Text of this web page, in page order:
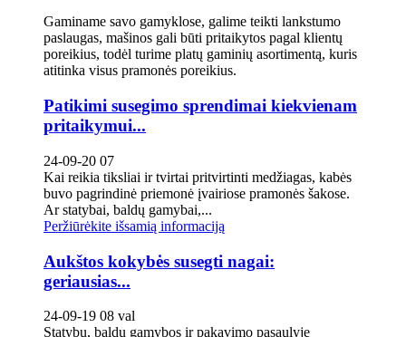
Gaminame savo gamyklose, galime teikti lankstumo
paslaugas, mašinos gali būti pritaikytos pagal klientų
poreikius, todėl turime platų gaminių asortimentą, kuris
atitinka visus pramonės poreikius.
Patikimi susegimo sprendimai kiekvienam
pritaikymui...
24-09-20 07
Kai reikia tiksliai ir tvirtai pritvirtinti medžiagas, kabės
buvo pagrindinė priemonė įvairiose pramonės šakose.
Ar statybai, baldų gamybai,...
Peržiūrėkite išsamią informaciją
Aukštos kokybės susegti nagai:
geriausias...
24-09-19 08 val
Statybų, baldų gamybos ir pakavimo pasaulyje